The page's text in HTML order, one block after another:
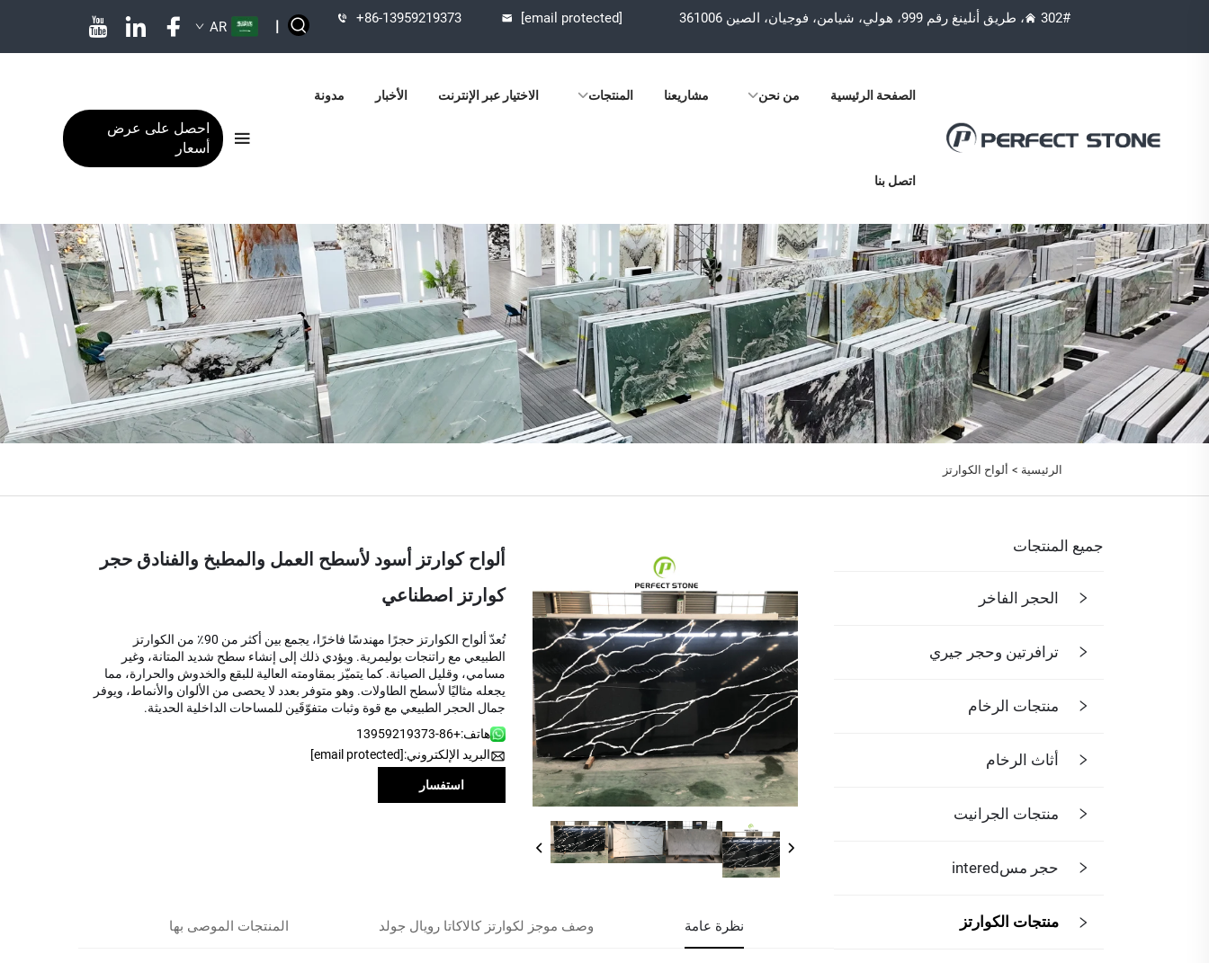
302#، طريق أنلينغ رقم 999، هولي، شيامن، فوجيان، الصين 361006 +86-13959219373 [email protected]
|
AR
الصفحة الرئيسية من نحن مشاريعنا المنتجات الاختيار عبر الإنترنت الأخبار مدونة
اتصل بنا
احصل على عرض
أسعار
الرئيسية > ألواح الكوارتز
جميع المنتجات
الحجر الفاخر
ترافرتين وحجر جيري
منتجات الرخام
أثاث الرخام
منتجات الجرانيت
حجر مسintered
منتجات الكوارتز
ألواح كوارتز أسود لأسطح العمل والمطبخ والفنادق حجر
كوارتز اصطناعي
تُعدّ ألواح الكوارتز حجرًا مهندسًا فاخرًا، يجمع بين أكثر من 90٪ من الكوارتز
الطبيعي مع راتنجات بوليمرية. ويؤدي ذلك إلى إنشاء سطح شديد المتانة، وغير
مسامي، وقليل الصيانة. كما يتميّز بمقاومته العالية للبقع والخدوش والحرارة، مما
يجعله مثاليًا لأسطح الطاولات. وهو متوفر بعدد لا يحصى من الألوان والأنماط، ويوفر
جمال الحجر الطبيعي مع قوة وثبات متفوّقَين للمساحات الداخلية الحديثة.
هاتف:+86-13959219373
البريد الإلكتروني:[email protected]
استفسار
نظرة عامة وصف موجز لكوارتز كالاكاتا رويال جولد المنتجات الموصى بها